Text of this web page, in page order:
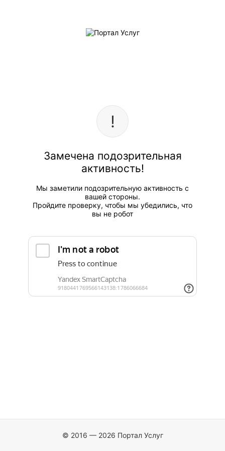
Замечена подозрительная
активность!
Мы заметили подозрительную активность с
вашей стороны.
Пройдите проверку, чтобы мы убедились, что
вы не робот
© 2016 — 2026 Портал Услуг